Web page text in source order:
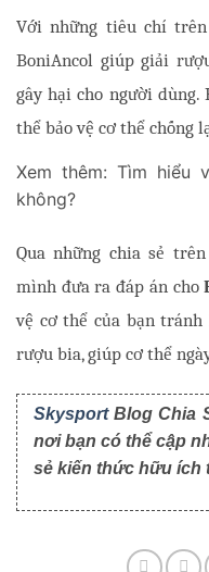
Với những tiêu chí
BoniAncol giúp giải
gây hại cho người dùng.
thể bảo vệ cơ thể chống
Xem thêm:Tìm hiểu
không?
Qua những chia sẻ
mình đưa ra đáp án cho
vệ cơ thể của bạn
rượu bia, giúp cơ thể
SkysportBlog Chia
nơi bạn có thể cập
sẻ kiến thức hữu ích